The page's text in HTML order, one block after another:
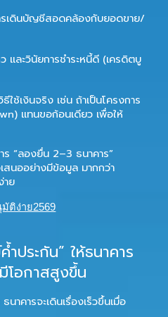
รเดินบัญชีสอดคล้องกับยอดขาย/
และวินัยการชำระหนี้ดี (เครดิตบู
ธีใช้เงินจริง เช่น ถ้าเป็นโครงการ
แทนขอก้อนเดียว เพื่อให้
“ลองยื่น 2–3 ธนาคาร”
สนออย่างมีข้อมูล มากกว่า
าย
ติง่าย2569
ประกัน” ให้ธนาคาร
มีโอกาสสูงขึ้น
าคารจะเดินเรื่องเร็วขึ้นเมื่อ